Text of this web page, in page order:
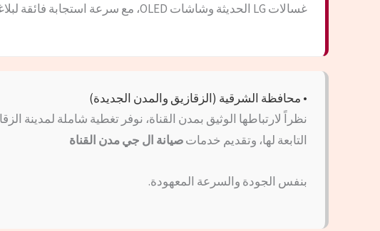
غسالات LG الحديثة وشاشات OLED، مع سرعة استجابة فائقة لبلاغات الأعطال في المناطق الصناعية والساحلية.
• محافظة الشرقية (الزقازيق والمدن الجديدة)
نظراً لارتباطها الوثيق بمدن القناة، نوفر تغطية شاملة
التابعة لها، وتقديم خدماتصيانة ال جي مدن القناة
بنفس الجودة والسرعة المعهودة.